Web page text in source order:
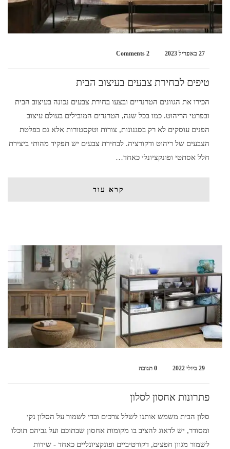
27 באפריל 2023 2 Comments
טיפים לבחירת צבעים בעיצוב הבית
הכירו את הגוונים הטרנדיים ובצעו בחירת צבעים נכונה בעיצוב הבית
ובפרטי הריהוט. כמו בכל שנה, הטרנדים המובילים בעולם עיצוב
הפנים עוסקים לא רק בסגנונות, צורות וטקסטורות אלא גם בפלטת
הצבעים של ריהוט ודקורציה. לבחירת צבעים יש תפקיד מהותי ביצירת
חלל אסתטי ופונקציונלי כאחד…
קרא עוד
29 ביולי 2022 0 תגובה
פתרונות אחסון לסלון
סלון הבית משמש אותנו לשלל צרכים וכדי לשמור על הסלון נקי
ומסודר, יש לדאוג להציב בו מקומות אחסון שבתוכם ועל גביהם תוכלו
לשמור מגוון חפצים, דקורטיביים ופונקציונליים כאחד - שידות